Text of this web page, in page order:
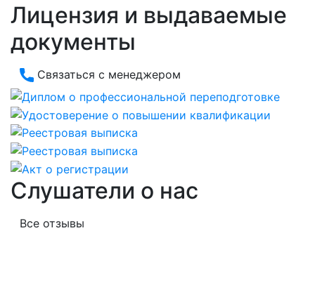
Лицензия и выдаваемые
документы
Связаться с менеджером
Слушатели о нас
Все отзывы